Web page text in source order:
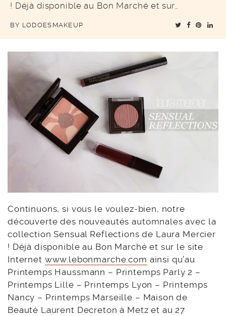
! Déjà disponible au Bon Marché et sur…
BY LODOESMAKEUP
Continuons, si vous le voulez-bien, notre
découverte des nouveautés automnales avec la
collection Sensual Reflections de Laura Mercier
! Déjà disponible au Bon Marché et sur le site
Internet www.lebonmarche.com ainsi qu’au
Printemps Haussmann – Printemps Parly 2 –
Printemps Lille – Printemps Lyon – Printemps
Nancy – Printemps Marseille – Maison de
Beauté Laurent Decreton à Metz et au 27